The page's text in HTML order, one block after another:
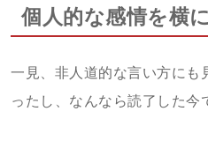
個人的な感情を横
一見、非人道的な言い方にも
ったし、なんなら読了した今